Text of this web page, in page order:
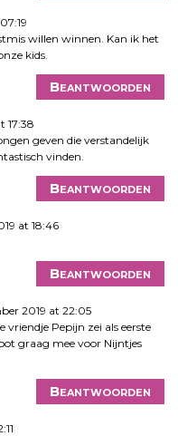
willen winnen. Kan ik het
kids.
Beantwoorden
17:38
geven die verstandelijk
vinden.
Beantwoorden
at 18:46
Beantwoorden
2019 at 22:05
vriendje Pepijn zei als eerste
graag mee voor Nijntjes
Beantwoorden